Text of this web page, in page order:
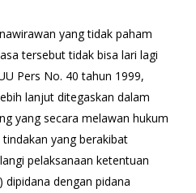
yang tidak paham
tersebut tidak bisa lari lagi
Pers No. 40 tahun 1999,
lanjut ditegaskan dalam
yang secara melawan hukum
yang berakibat
pelaksanaan ketentuan
dipidana dengan pidana